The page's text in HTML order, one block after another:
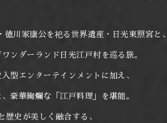
川家康公を祀る世界遺産・日光東照宮と、
ワンダーランド日光江戸村を巡る旅。
入型エンターテインメントに加え、
豪華絢爛な「江戸料理」を堪能。
歴史が美しく融合する、